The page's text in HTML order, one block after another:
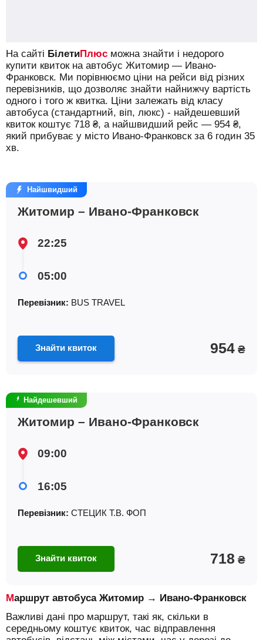
На сайті БілетиПлюс можна знайти і недорого
купити квиток на автобус Житомир — Ивано-
Франковск. Ми порівнюємо ціни на рейси від різних
перевізників, що дозволяє знайти найнижчу вартість
одного і того ж квитка. Ціни залежать від класу
автобуса (стандартний, віп, люкс) - найдешевший
квиток коштує 718 ₴, а найшвидший рейс — 954 ₴,
який прибуває у місто Ивано-Франковск за 6 годин 35
хв.
Найшвидший
Житомир – Ивано-Франковск
22:25
05:00
Перевізник: BUS TRAVEL
Знайти квиток 954 ₴
Найдешевший
Житомир – Ивано-Франковск
09:00
16:05
Перевізник: СТЕЦИК Т.В. ФОП
Знайти квиток 718 ₴
Маршрут автобуса Житомир → Ивано-Франковск
Важливі дані про маршрут, такі як, скільки в
середньому коштує квиток, час відправлення